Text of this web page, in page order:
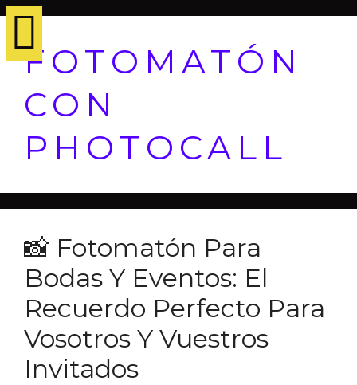
FOTOMATÓN
CON
PHOTOCALL
📸 Fotomatón Para
Bodas Y Eventos: El
Recuerdo Perfecto Para
Vosotros Y Vuestros
Invitados